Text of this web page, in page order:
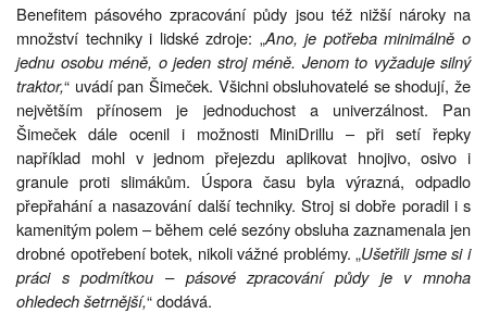
Benefitem pásového zpracování půdy jsou též nižší nároky na
množství techniky i lidské zdroje: „Ano, je potřeba minimálně o
jednu osobu méně, o jeden stroj méně. Jenom to vyžaduje silný
traktor,“ uvádí pan Šimeček. Všichni obsluhovatelé se shodují, že
největším přínosem je jednoduchost a univerzálnost. Pan
Šimeček dále ocenil i možnosti MiniDrillu – při setí řepky
například mohl v jednom přejezdu aplikovat hnojivo, osivo i
granule proti slimákům. Úspora času byla výrazná, odpadlo
přepřahání a nasazování další techniky. Stroj si dobře poradil i s
kamenitým polem – během celé sezóny obsluha zaznamenala jen
drobné opotřebení botek, nikoli vážné problémy. „Ušetřili jsme si i
práci s podmítkou – pásové zpracování půdy je v mnoha
ohledech šetrnější,“ dodává.